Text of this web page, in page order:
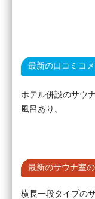
最新の口コミコ
ホテル併設のサウ
風呂あり。
最新のサウナ室の
横長一段タイプの